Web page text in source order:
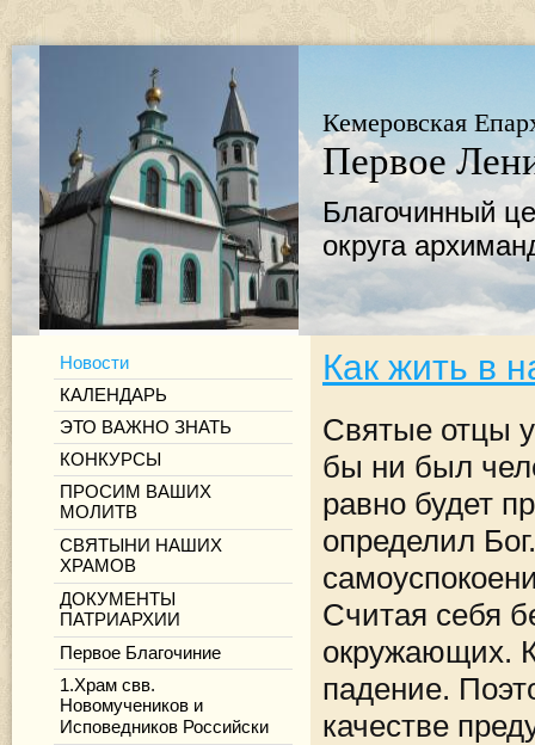
Кемеровская
Первое
Благочинный
округа
Новости
КАЛЕНДАРЬ
ЭТО ВАЖНО ЗНАТЬ
КОНКУРСЫ
ПРОСИМ ВАШИХ
МОЛИТВ
СВЯТЫНИ НАШИХ
ХРАМОВ
ДОКУМЕНТЫ
ПАТРИАРХИИ
Первое Благочиние
1.Храм свв.
Новомучеников и
Исповедников Российски
Как жить в
Святые отцы
бы ни был
равно будет
определил
Считая себя
окружающих.
падение.
качестве